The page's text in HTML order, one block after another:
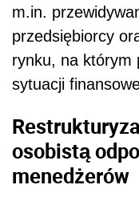
m.in.
przedsiębiorcy
rynku, na którym
sytuacji
osobistą
menedżerów